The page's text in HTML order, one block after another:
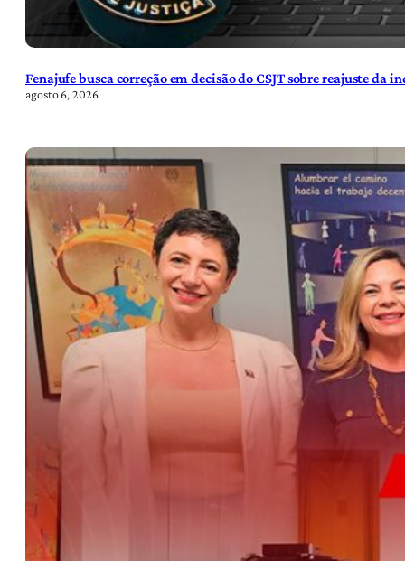
Fenajufe busca correção em decisão do CSJT sobre reajuste da
agosto 6, 2026